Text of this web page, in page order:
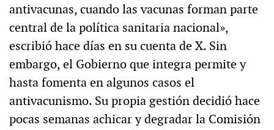
antivacunas, cuando las vacunas forman parte
central de la política sanitaria nacional»,
escribió hace días en su cuenta de X. Sin
embargo, el Gobierno que integra permite y
hasta fomenta en algunos casos el
antivacunismo. Su propia gestión decidió hace
pocas semanas achicar y degradar la Comisión